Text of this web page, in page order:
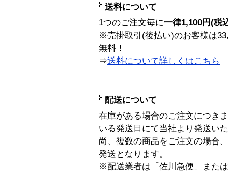
送料について
1つのご注文毎に一律1,100円(税
※売掛取引(後払い)のお客様は
無料！
⇒送料について詳しくはこちら
配送について
在庫がある場合のご注文につき
いる発送日にて当社より発送い
尚、複数の商品をご注文の場合
発送となります。
※配送業者は「佐川急便」また